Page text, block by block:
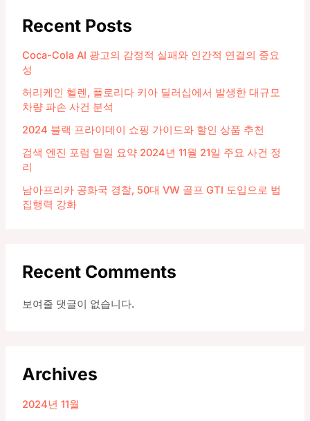
Recent Posts
Coca-Cola AI 광고의 감정적 실패와 인간적 연결의 중요
성
허리케인 헬렌, 플로리다 키아 딜러십에서 발생한 대규모
차량 파손 사건 분석
2024 블랙 프라이데이 쇼핑 가이드와 할인 상품 추천
검색 엔진 포럼 일일 요약 2024년 11월 21일 주요 사건 정
리
남아프리카 공화국 경찰, 50대 VW 골프 GTI 도입으로 법
집행력 강화
Recent Comments
보여줄 댓글이 없습니다.
Archives
2024년 11월